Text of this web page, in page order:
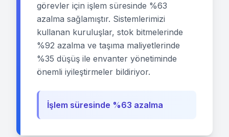
görevler için işlem süresinde %63
azalma sağlamıştır. Sistemlerimizi
kullanan kuruluşlar, stok bitmelerinde
%92 azalma ve taşıma maliyetlerinde
%35 düşüş ile envanter yönetiminde
önemli iyileştirmeler bildiriyor.
İşlem süresinde %63 azalma